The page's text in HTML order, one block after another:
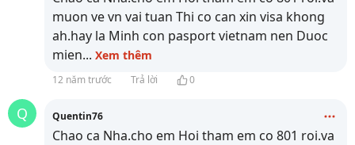
muon ve vn vai tuan Thi co can xin visa khong
ah.hay la Minh con pasport vietnam nen Duoc
mien... Xem thêm
12 năm trước Trả lời 0
Q Quentin76
Chao ca Nha.cho em Hoi tham em co 801 roi.va